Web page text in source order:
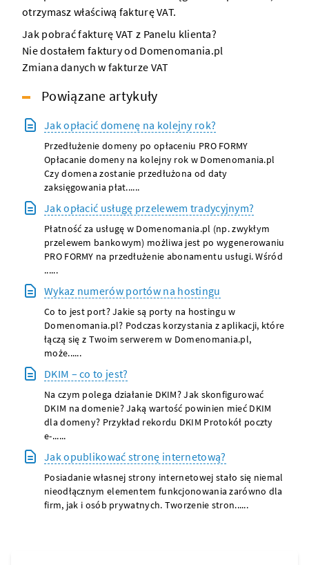
otrzymasz właściwą fakturę VAT.
Jak pobrać fakturę VAT z Panelu klienta?
Nie dostałem faktury od Domenomania.pl
Zmiana danych w fakturze VAT
Powiązane artykuły
Jak opłacić domenę na kolejny rok?
Przedłużenie domeny po opłaceniu PRO FORMY
Opłacanie domeny na kolejny rok w Domenomania.pl
Czy domena zostanie przedłużona od daty
zaksięgowania płat......
Jak opłacić usługę przelewem tradycyjnym?
Płatność za usługę w Domenomania.pl (np. zwykłym
przelewem bankowym) możliwa jest po wygenerowaniu
PRO FORMY na przedłużenie abonamentu usługi. Wśród
......
Wykaz numerów portów na hostingu
Co to jest port? Jakie są porty na hostingu w
Domenomania.pl? Podczas korzystania z aplikacji, które
łączą się z Twoim serwerem w Domenomania.pl,
może......
DKIM – co to jest?
Na czym polega działanie DKIM? Jak skonfigurować
DKIM na domenie? Jaką wartość powinien mieć DKIM
dla domeny? Przykład rekordu DKIM Protokół poczty
e-......
Jak opublikować stronę internetową?
Posiadanie własnej strony internetowej stało się niemal
nieodłącznym elementem funkcjonowania zarówno dla
firm, jak i osób prywatnych. Tworzenie stron......